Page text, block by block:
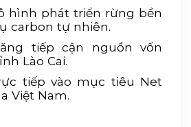
hình phát triển rừng bền
carbon tự nhiên.
tiếp cận nguồn vốn
Lào Cai.
tiếp vào mục tiêu Net
Việt Nam.